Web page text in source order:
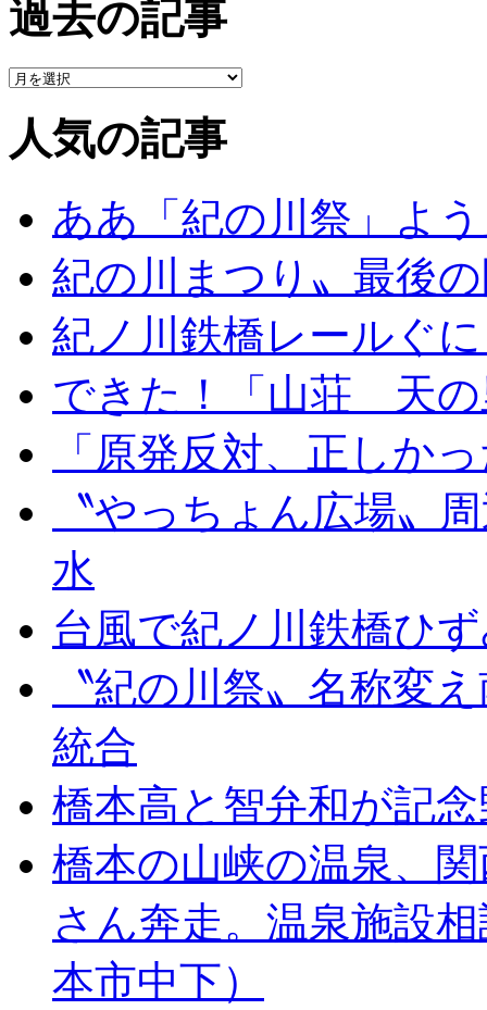
過去の記事
人気の記事
ああ「紀の川祭」よ
紀の川まつり〟最後
紀ノ川鉄橋レールぐ
できた！「山荘 天の
「原発反対、正しか
〝やっちょん広場〟
水
台風で紀ノ川鉄橋ひ
〝紀の川祭〟名称変
統合
橋本高と智弁和が記
橋本の山峡の温泉、
さん奔走。温泉施設
本市中下）